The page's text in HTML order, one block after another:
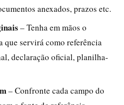
anexados, prazos etc.
– Tenha em mãos o
que servirá como referência
declaração oficial, planilha-
– Confronte cada campo do